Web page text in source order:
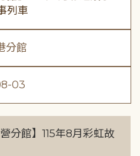
列車
分館
03
營分館】115年8月彩虹故